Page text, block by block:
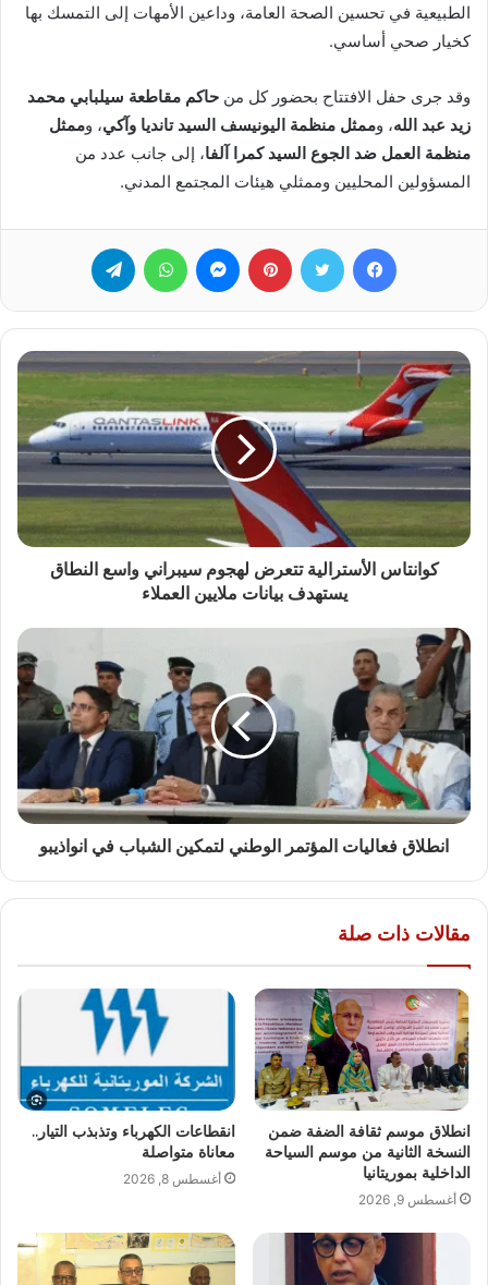
الطبيعية في تحسين الصحة العامة، وداعين الأمهات إلى التمسك بها
كخيار صحي أساسي.
وقد جرى حفل الافتتاح بحضور كل من حاكم مقاطعة سيلبابي محمد
زيد عبد الله، وممثل منظمة اليونيسف السيد تانديا وآكي، وممثل
منظمة العمل ضد الجوع السيد كمرا آلفا، إلى جانب عدد من
المسؤولين المحليين وممثلي هيئات المجتمع المدني.
فيسبوك تويتر بينتيريست ماسنجر واتساب
كوانتاس الأسترالية تتعرض لهجوم سيبراني واسع النطاق
يستهدف بيانات ملايين العملاء
انطلاق فعاليات المؤتمر الوطني لتمكين الشباب في انواذيبو
مقالات ذات صلة
انطلاق موسم ثقافة الضفة ضمن
النسخة الثانية من موسم السياحة
الداخلية بموريتانيا
أغسطس 9, 2026
انقطاعات الكهرباء وتذبذب التيار..
معاناة متواصلة
أغسطس 8, 2026